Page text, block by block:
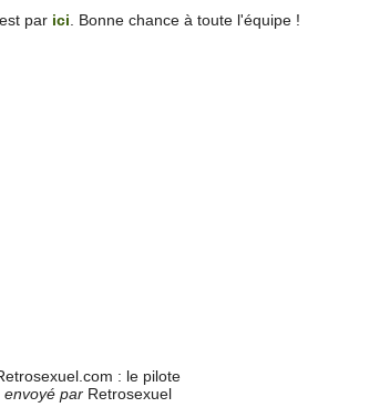
par ici . Bonne chance à toute l'équipe !
: le pilote
envoyé par Retrosexuel